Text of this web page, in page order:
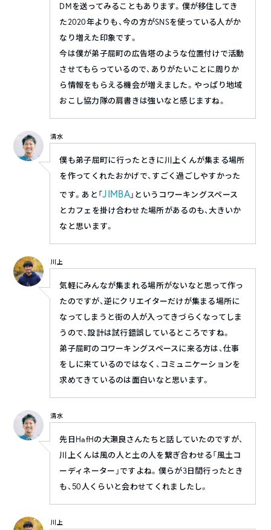
DMを送ってみることもあります。僕が移住してき
た2020年よりも、今の方がSNSを使っている人がか
なり増えた印象です。
今は僕が弟子屈町の広告塔のような位置付けで活動
させてもらっているので、ありがたいことに周りか
ら情報をもらえる機会が増えました。やっぱり地域
おこし協力隊の肩書きは強いなと感じますね。
清水
僕も弟子屈町に行ったときに川上くんが集まる場所
を作ってくれたおかげで、すごく過ごしやすかった
です。あと「JIMBA」というコワーキングスペース
とカフェを掛け合わせた場所があるのも、大きいか
なと思います。
川上
気軽にみんなが集まれる場所がないなと思って作っ
たのですが、逆にクリエイターだけが集まる場所に
なってしまうと街の人が入ってきづらくなってしま
うので、設計は試行錯誤しているところですね。
弟子屈町のコワーキングスペースに来る方は、仕事
をしに来ているのではなく、コミュニケーションを
求めてきているのは面白いなと思います。
清水
先日HafHの大瀬良さんたちと話していたのですが、
川上くんは風の人と土の人を繋ぎ合わせる「風土コ
ーディネーター」ですよね。僕らが3日間行ったとき
も、50人くらいと会わせてくれましたし。
川上